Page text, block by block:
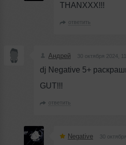
THANXXX!!!
ответить
Андрей 30 октября 2024,
dj Negative 5+
GUT!!!
ответить
Negative 30